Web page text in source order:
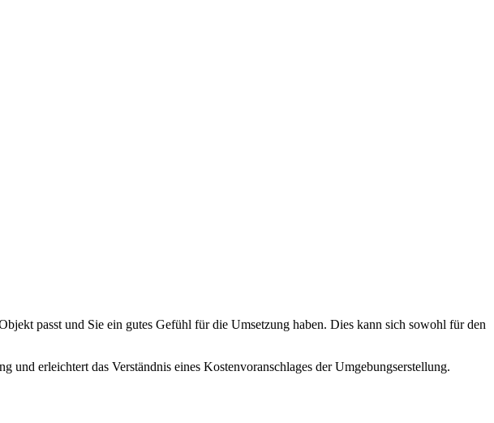
passt und Sie ein gutes Gefühl für die Umsetzung haben. Dies kann sich sowohl für den
erleichtert das Verständnis eines Kostenvoranschlages der Umgebungserstellung.